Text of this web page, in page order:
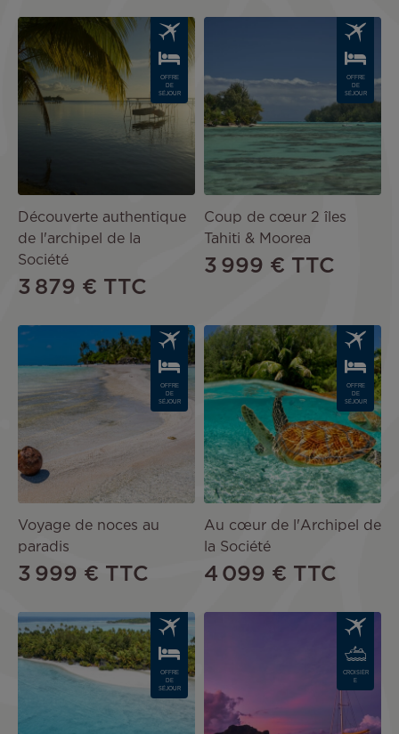
OFFRE
DE
SÉJOUR
Découverte authentique
de l'archipel de la
Société
3 879 € TTC
OFFRE
DE
SÉJOUR
Coup de cœur 2 îles
Tahiti & Moorea
3 999 € TTC
Image
OFFRE
DE
SÉJOUR
Voyage de noces au
paradis
3 999 € TTC
Image
OFFRE
DE
SÉJOUR
Au cœur de l'Archipel de
la Société
4 099 € TTC
Image
OFFRE
DE
SÉJOUR
CROISIÈR
E